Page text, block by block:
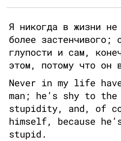
Я никогда в жизни не
более застенчивого;
глупости и сам,
этом, потому что он
Never in my life
man; he’s shy to
stupidity, and, of
himself, because
stupid.